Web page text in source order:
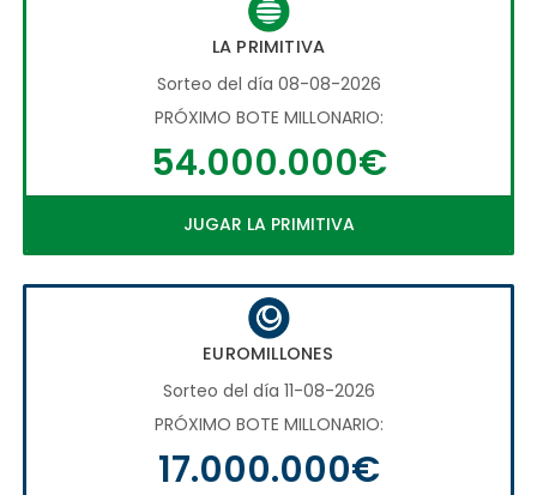
LA PRIMITIVA
Sorteo del día 08-08-2026
PRÓXIMO BOTE MILLONARIO:
54.000.000€
JUGAR LA PRIMITIVA
EUROMILLONES
Sorteo del día 11-08-2026
PRÓXIMO BOTE MILLONARIO:
17.000.000€